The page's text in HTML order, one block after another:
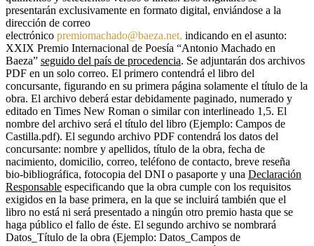
presentarán exclusivamente en formato digital, enviándose a la
dirección de correo
electrónico premiomachado@baeza.net, indicando en el asunto:
XXIX Premio Internacional de Poesía “Antonio Machado en
Baeza” seguido del país de procedencia. Se adjuntarán dos archivos
PDF en un solo correo. El primero contendrá el libro del
concursante, figurando en su primera página solamente el título de la
obra. El archivo deberá estar debidamente paginado, numerado y
editado en Times New Roman o similar con interlineado 1,5. El
nombre del archivo será el título del libro (Ejemplo: Campos de
Castilla.pdf). El segundo archivo PDF contendrá los datos del
concursante: nombre y apellidos, título de la obra, fecha de
nacimiento, domicilio, correo, teléfono de contacto, breve reseña
bio-bibliográfica, fotocopia del DNI o pasaporte y una Declaración
Responsable especificando que la obra cumple con los requisitos
exigidos en la base primera, en la que se incluirá también que el
libro no está ni será presentado a ningún otro premio hasta que se
haga público el fallo de éste. El segundo archivo se nombrará
Datos_Título de la obra (Ejemplo: Datos_Campos de